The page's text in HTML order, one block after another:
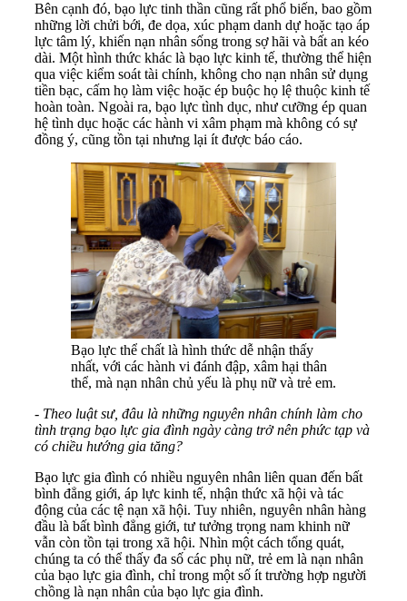
Bên cạnh đó, bạo lực tinh thần cũng rất phổ biến, bao gồm
những lời chửi bới, đe dọa, xúc phạm danh dự hoặc tạo áp
lực tâm lý, khiến nạn nhân sống trong sợ hãi và bất an kéo
dài. Một hình thức khác là bạo lực kinh tế, thường thể hiện
qua việc kiểm soát tài chính, không cho nạn nhân sử dụng
tiền bạc, cấm họ làm việc hoặc ép buộc họ lệ thuộc kinh tế
hoàn toàn. Ngoài ra, bạo lực tình dục, như cưỡng ép quan
hệ tình dục hoặc các hành vi xâm phạm mà không có sự
đồng ý, cũng tồn tại nhưng lại ít được báo cáo.
Bạo lực thể chất là hình thức dễ nhận thấy
nhất, với các hành vi đánh đập, xâm hại thân
thể, mà nạn nhân chủ yếu là phụ nữ và trẻ em.
- Theo luật sư, đâu là những nguyên nhân chính làm cho
tình trạng bạo lực gia đình ngày càng trở nên phức tạp và
có chiều hướng gia tăng?
Bạo lực gia đình có nhiều nguyên nhân liên quan đến bất
bình đẳng giới, áp lực kinh tế, nhận thức xã hội và tác
động của các tệ nạn xã hội. Tuy nhiên, nguyên nhân hàng
đầu là bất bình đẳng giới, tư tưởng trọng nam khinh nữ
vẫn còn tồn tại trong xã hội. Nhìn một cách tổng quát,
chúng ta có thể thấy đa số các phụ nữ, trẻ em là nạn nhân
của bạo lực gia đình, chỉ trong một số ít trường hợp người
chồng là nạn nhân của bạo lực gia đình.